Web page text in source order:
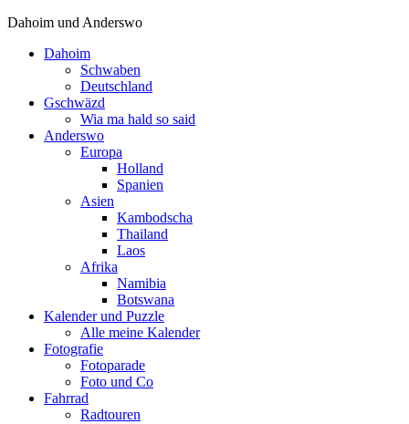
Dahoim und Anderswo
Dahoim
Schwaben
Deutschland
Gschwäzd
Wia ma hald so said
Anderswo
Europa
Holland
Spanien
Asien
Kambodscha
Thailand
Laos
Afrika
Namibia
Botswana
Kalender und Puzzle
Alle meine Kalender
Fotografie
Fotoparade
Foto und Co
Fahrrad
Radtouren